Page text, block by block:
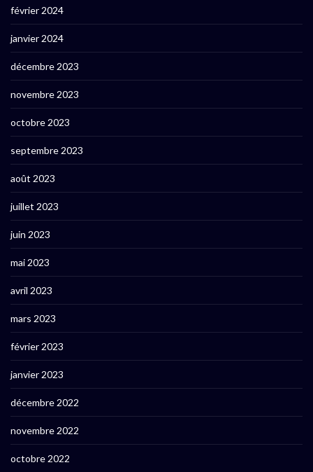
février 2024
janvier 2024
décembre 2023
novembre 2023
octobre 2023
septembre 2023
août 2023
juillet 2023
juin 2023
mai 2023
avril 2023
mars 2023
février 2023
janvier 2023
décembre 2022
novembre 2022
octobre 2022